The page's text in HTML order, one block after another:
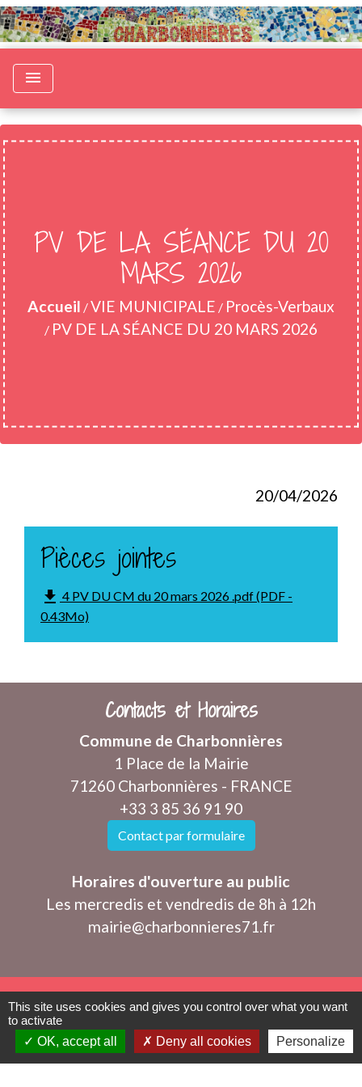
menu
PV DE LA SÉANCE DU 20
MARS 2026
Accueil /VIE MUNICIPALE / Procès-Verbaux
/ PV DE LA SÉANCE DU 20 MARS 2026
20/04/2026
Pièces jointes
file_download 4 PV DU CM du 20 mars 2026 .pdf (PDF -
0.43Mo)
Contacts et Horaires
Commune de Charbonnières
1 Place de la Mairie
71260 Charbonnières - FRANCE
+33 3 85 36 91 90
Contact par formulaire
Horaires d'ouverture au public
Les mercredis et vendredis de 8h à 12h
mairie@charbonnieres71.fr
Mentions légales - Politique de confidentialité -
Accessibilité - Plan du site -
This site uses cookies and gives you control over what you want
to activate
OK, accept all
Deny all cookies Personalize